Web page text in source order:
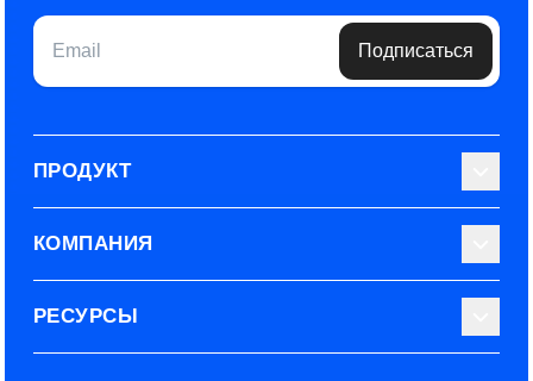
Email Подписаться
ПРОДУКТ
Библиотека тестов
Используйте Able
Эксперты
КОМПАНИЯ
О нас
Наши контакты
РЕСУРСЫ